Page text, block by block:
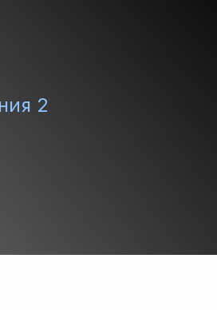
2